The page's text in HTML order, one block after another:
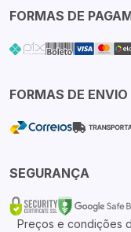
FORMAS DE
FORMAS DE ENVIO
SEGURANÇA
Preços e condições